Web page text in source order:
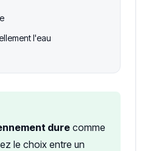
l'eau
durecomme
le choix entre un